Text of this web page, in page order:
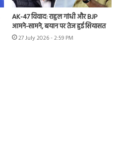
AK-47 विवाद: राहुल गांधी और BJP
आमने-सामने, बयान पर तेज हुई सियासत
27 July 2026 - 2:59 PM